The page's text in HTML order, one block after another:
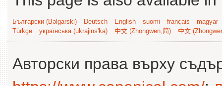
Български (Bəlgarski) Deutsch English suomi français
magyar
Türkçe
українська (ukrajins'ka) 中文 (Zhongwen,简) 中文
Авторски права върху